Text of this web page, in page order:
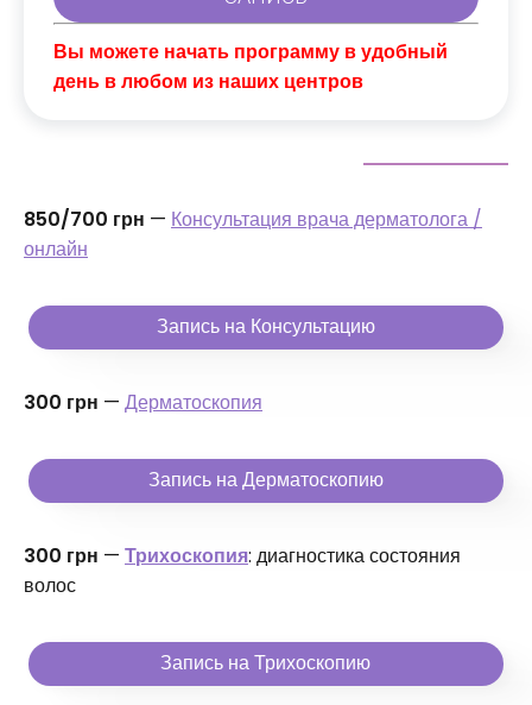
Вы можете начать программу в удобный
день в любом из наших центров
850/700 грн — Консультация врача дерматолога /
онлайн
Запись на Консультацию
300 грн — Дерматоскопия
Запись на Дерматоскопию
300 грн — Трихоскопия: диагностика состояния
волос
Запись на Трихоскопию